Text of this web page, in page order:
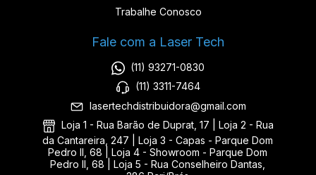
Trabalhe Conosco
Fale com a Laser Tech
(11) 93271-0830
(11) 3311-7464
lasertechdistribuidora@gmail.com
Loja 1 - Rua Barão de Duprat, 17 | Loja 2 - Rua
da Cantareira, 247 | Loja 3 - Capas - Parque Dom
Pedro II, 68 | Loja 4 - Showroom - Parque Dom
Pedro II, 68 | Loja 5 - Rua Conselheiro Dantas,